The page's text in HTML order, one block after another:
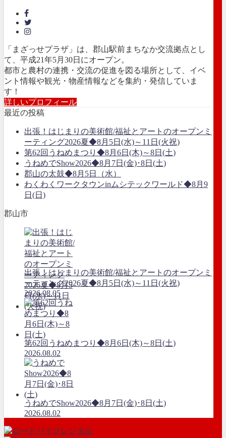
「まざっせプラザ」は、郡山駅前まちなか交流拠点とし
て、平成21年5月30日にオープン。
都市と農村の連携・交流の促進を図る場所として、イベ
ント情報や観光・物産情報などを集約・発信していま
す！
詳しいプロフィール
最近の投稿
出張！はじまりの美術館/福祉とアートのオープンミ
ーティング2026夏◆8月5日(水)～11日(火祝)
第62回うねめまつり◆8月6日(木)～8日(土)
うねめでShow2026◆8月7日(金)･8日(土)
郡山の太鼓◆8月5日（水）
わくわくワークタウンinムシテックワールド◆8月9
日(日)
郡山市
出張！はじまりの美術館/福祉とアートのオープンミ
ーティング2026夏◆8月5日(水)～11日(火祝)
2026.08.05
第62回うねめまつり◆8月6日(木)～8日(土)
2026.08.02
うねめでShow2026◆8月7日(金)･8日(土)
2026.08.02